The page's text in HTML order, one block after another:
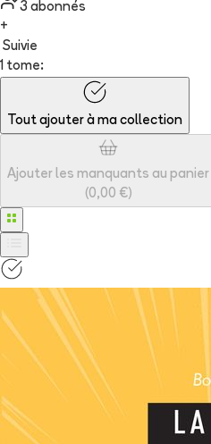
3 abonnés
+
Suivie
1 tome:
Tout ajouter à ma collection
Ajouter les manquants au panier
(0,00 €)